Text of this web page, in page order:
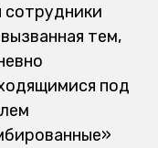
сотрудники
тем,
под